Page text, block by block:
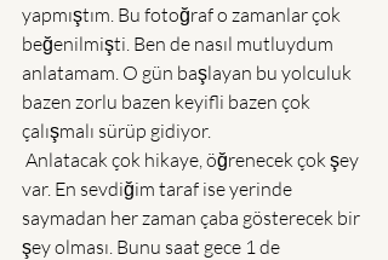
yapmıştım. Bu fotoğraf o zamanlar çok
beğenilmişti. Ben de nasıl mutluydum
anlatamam. O gün başlayan bu yolculuk
bazen zorlu bazen keyifli bazen çok
çalışmalı sürüp gidiyor.
Anlatacak çok hikaye, öğrenecek çok şey
var. En sevdiğim taraf ise yerinde
saymadan her zaman çaba gösterecek bir
şey olması. Bunu saat gece 1 de